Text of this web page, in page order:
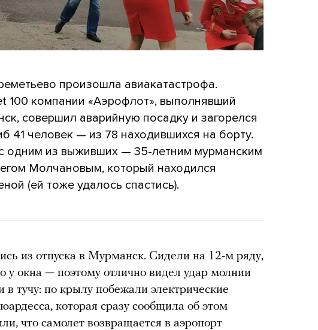
произошла авиакатастрофа.
100 компании «Аэрофлот», выполнявший
совершил аварийную посадку и загорелся
41 человек — из 78 находившихся на борту.
одним из выживших — 35-летним мурманским
Молчановым, который находился
(ей тоже удалось спастись).
из отпуска в Мурманск. Сидели на 12-м ряду,
у окна — поэтому отлично видел удар молнии
в тучу: по крылу побежали электрические
которая сразу сообщила об этом
что самолет возвращается в аэропорт